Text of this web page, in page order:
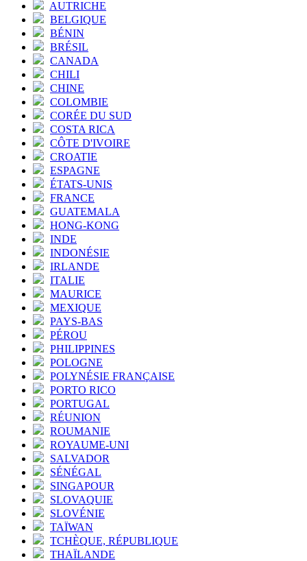
AUTRICHE
BELGIQUE
BÉNIN
BRÉSIL
CANADA
CHILI
CHINE
COLOMBIE
CORÉE DU SUD
COSTA RICA
CÔTE D'IVOIRE
CROATIE
ESPAGNE
ÉTATS-UNIS
FRANCE
GUATEMALA
HONG-KONG
INDE
INDONÉSIE
IRLANDE
ITALIE
MAURICE
MEXIQUE
PAYS-BAS
PÉROU
PHILIPPINES
POLOGNE
POLYNÉSIE FRANÇAISE
PORTO RICO
PORTUGAL
RÉUNION
ROUMANIE
ROYAUME-UNI
SALVADOR
SÉNÉGAL
SINGAPOUR
SLOVAQUIE
SLOVÉNIE
TAÏWAN
TCHÈQUE, RÉPUBLIQUE
THAÏLANDE